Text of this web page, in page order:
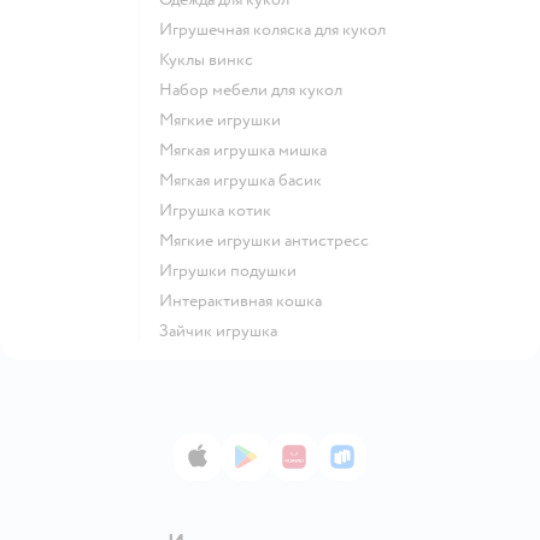
Игрушечная коляска для кукол
Куклы винкс
Набор мебели для кукол
Мягкие игрушки
Мягкая игрушка мишка
Мягкая игрушка басик
Игрушка котик
Мягкие игрушки антистресс
Игрушки подушки
Интерактивная кошка
Зайчик игрушка
App StoreGoogle Play
AppGallery
RuStore